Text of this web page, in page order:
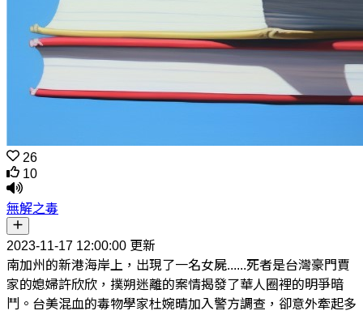
26
10
無解之毒
2023-11-17 12:00:00 更新
南加州的新港海岸上，出現了一名女屍......死者是台灣豪門賈
家的媳婦許欣欣，撲朔迷離的案情揭發了華人圈裡的明爭暗
鬥。台美混血的毒物學家杜婉晴加入警方調查，卻意外牽起多